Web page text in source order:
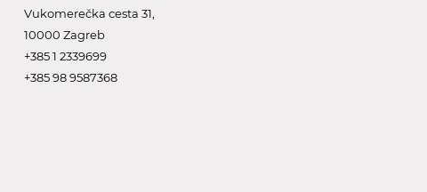
Vukomerečka cesta 31,
10000 Zagreb
+385 1 2339699
+385 98 9587368